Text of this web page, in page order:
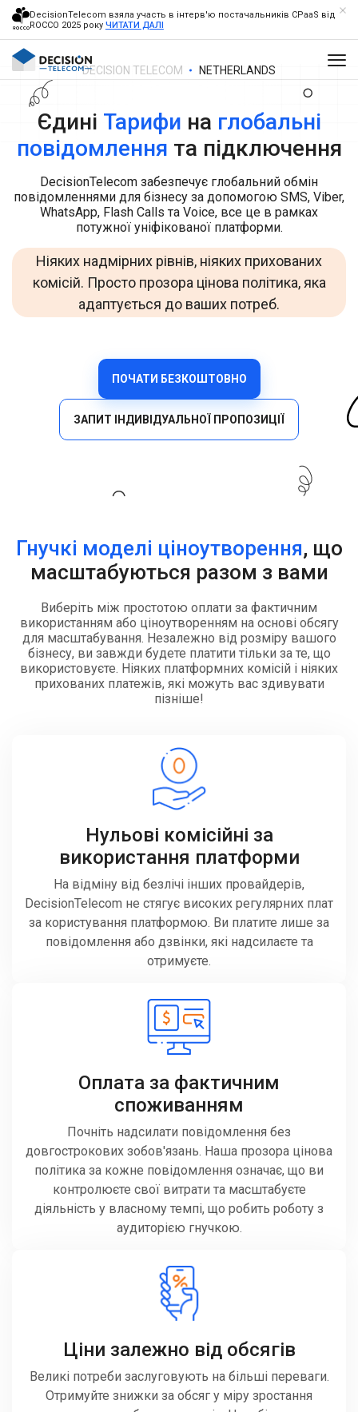
DecisionTelecom взяла участь в інтерв'ю постачальників CPaaS від
ROCCO 2025 року ЧИТАТИ ДАЛІ
DECISION TELECOM NETHERLANDS
Єдині Тарифи на глобальні
повідомлення та підключення
DecisionTelecom забезпечує глобальний обмін
повідомленнями для бізнесу за допомогою SMS, Viber,
WhatsApp, Flash Calls та Voice, все це в рамках
потужної уніфікованої платформи.
Ніяких надмірних рівнів, ніяких прихованих
комісій. Просто прозора цінова політика, яка
адаптується до ваших потреб.
ПОЧАТИ БЕЗКОШТОВНО
ЗАПИТ ІНДИВІДУАЛЬНОЇ ПРОПОЗИЦІЇ
Гнучкі моделі ціноутворення, що
масштабуються разом з вами
Виберіть між простотою оплати за фактичним
використанням або ціноутворенням на основі обсягу
для масштабування. Незалежно від розміру вашого
бізнесу, ви завжди будете платити тільки за те, що
використовуєте. Ніяких платформних комісій і ніяких
прихованих платежів, які можуть вас здивувати
пізніше!
Нульові комісійні за
використання платформи
На відміну від безлічі інших провайдерів,
DecisionTelecom не стягує високих регулярних плат
за користування платформою. Ви платите лише за
повідомлення або дзвінки, які надсилаєте та
отримуєте.
Оплата за фактичним
споживанням
Почніть надсилати повідомлення без
довгострокових зобов'язань. Наша прозора цінова
політика за кожне повідомлення означає, що ви
контролюєте свої витрати та масштабуєте
діяльність у власному темпі, що робить роботу з
аудиторією гнучкою.
Ціни залежно від обсягів
Великі потреби заслуговують на більші переваги.
Отримуйте знижки за обсяг у міру зростання